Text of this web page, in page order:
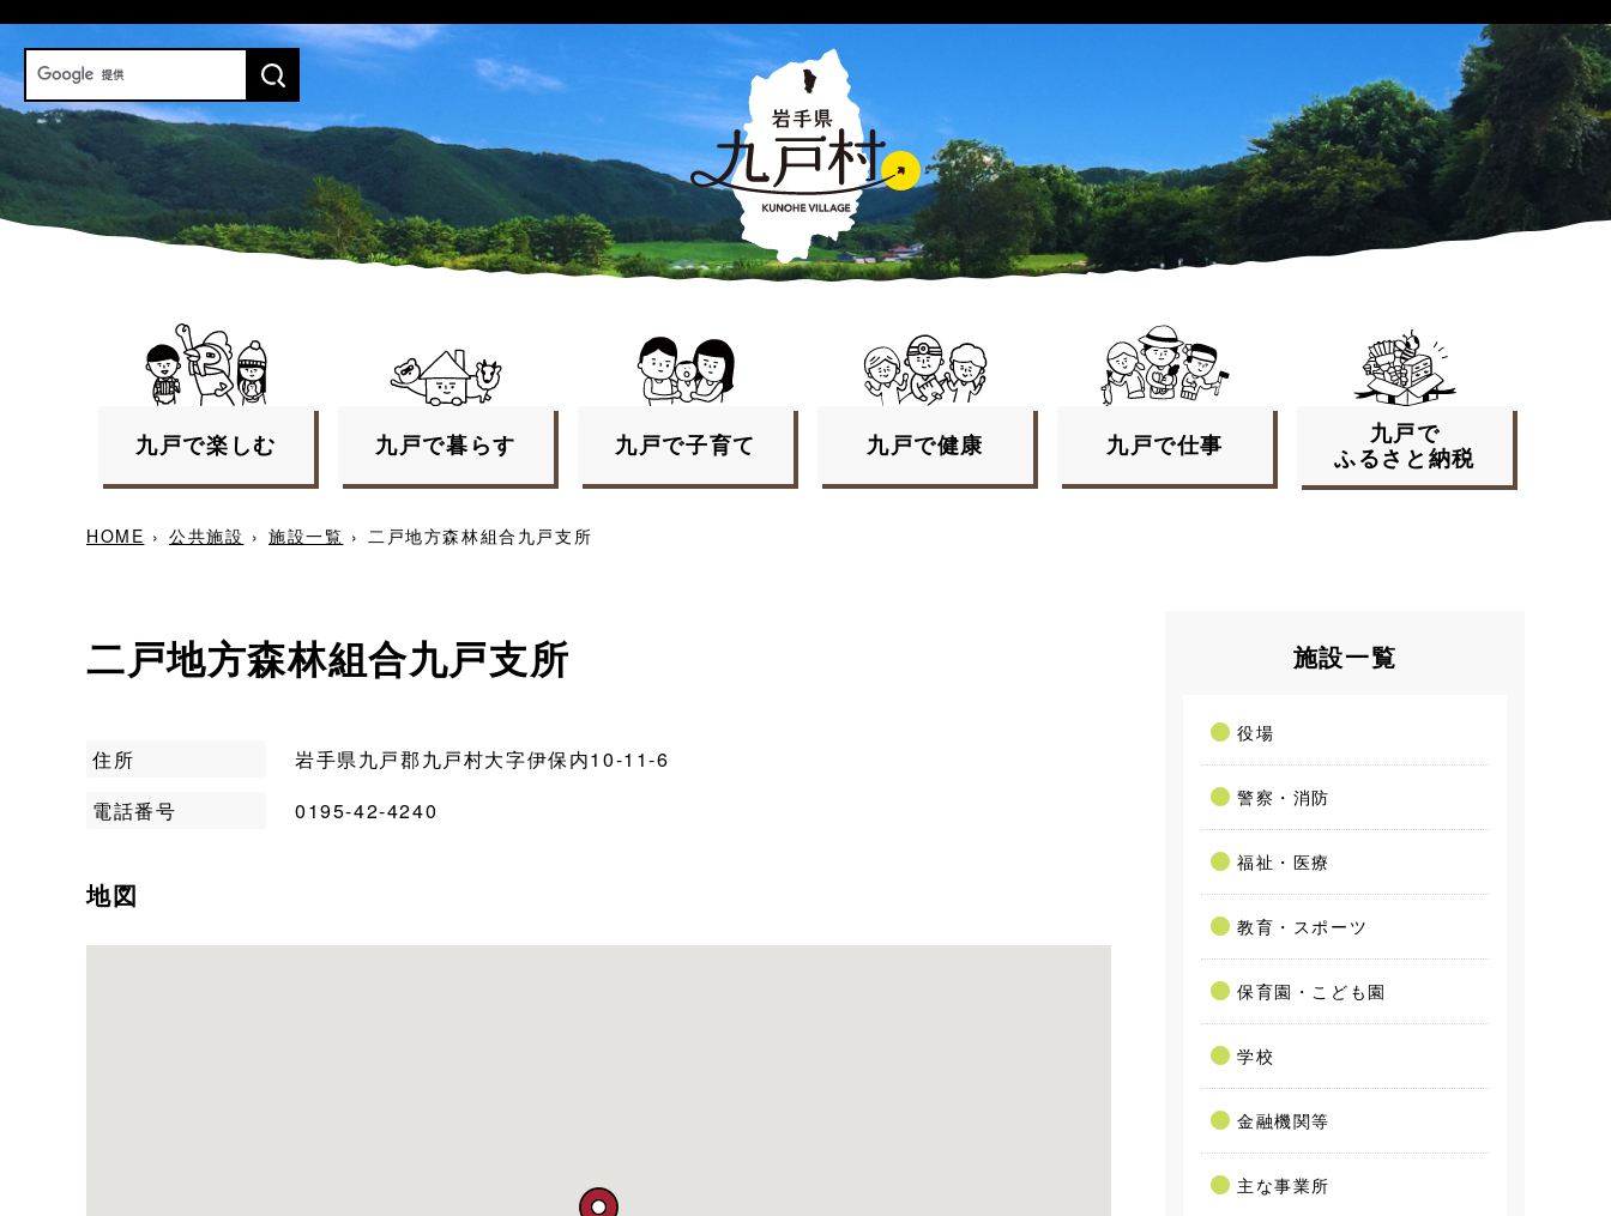
九戸で楽しむ 九戸で暮らす 九戸で子育て 九戸で健康 九戸で仕事
九戸で
ふるさと納税
HOME › 公共施設 › 施設一覧 › 二戸地方森林組合九戸支所
二戸地方森林組合九戸支所
住所
岩手県九戸郡九戸村大字伊保内10-11-6
電話番号
0195-42-4240
地図
施設一覧
役場
警察・消防
福祉・医療
教育・スポーツ
保育園・こども園
学校
金融機関等
主な事業所